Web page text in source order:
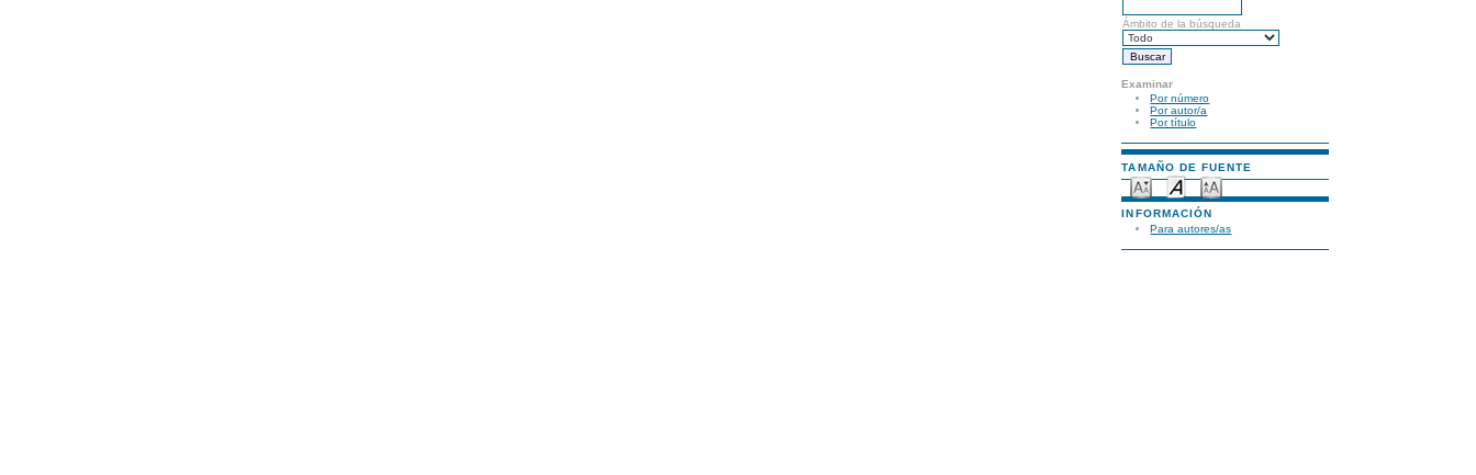
Ámbito de la búsqueda
Examinar
Por número
Por autor/a
Por título
TAMAÑO DE FUENTE
INFORMACIÓN
Para autores/as